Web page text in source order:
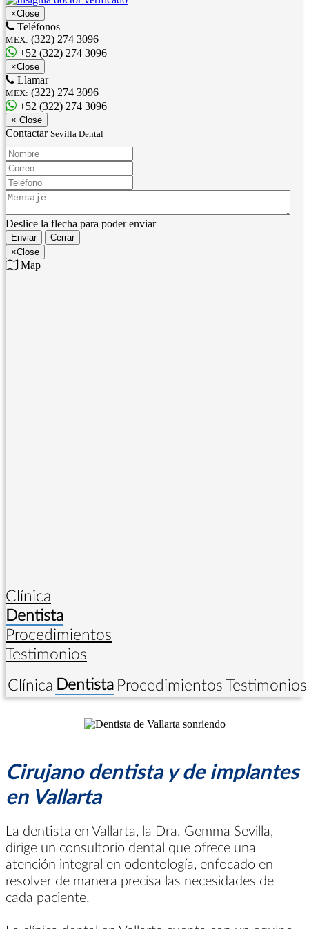
×Close
Teléfonos
MEX: (322) 274 3096
+52 (322) 274 3096
×Close
Llamar
MEX: (322) 274 3096
+52 (322) 274 3096
× Close
Contactar Sevilla Dental
Nombre:
Correo:
Teléfono:
Mensaje:
Deslice la flecha para poder enviar
Enviar
Cerrar
×Close
Map
Clínica
Dentista
Procedimientos
Testimonios
Clínica Dentista ProcedimientosTestimonios
Cirujano dentista y de implantes
en Vallarta
La dentista en Vallarta, la Dra. Gemma Sevilla,
dirige un consultorio dental que ofrece una
atención integral en odontología, enfocado en
resolver de manera precisa las necesidades de
cada paciente.